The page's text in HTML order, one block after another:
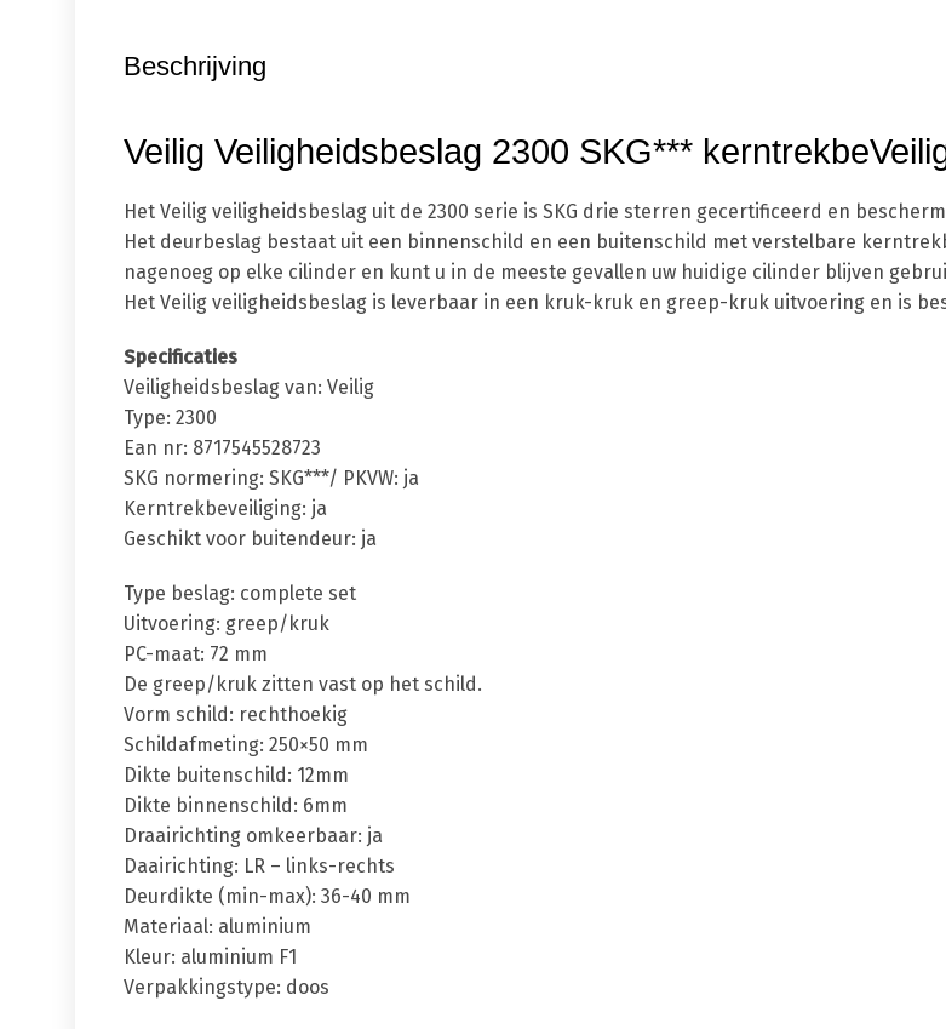
Beschrijving
Veilig Veiligheidsbeslag 2300 SKG***
Het Veilig veiligheidsbeslag uit de 2300 serie is SKG drie sterren gecertificeerd en
Het deurbeslag bestaat uit een binnenschild en een buitenschild met verstelbare
nagenoeg op elke cilinder en kunt u in de meeste gevallen uw huidige cilinder blijven
Het Veilig veiligheidsbeslag is leverbaar in een kruk-kruk en greep-kruk uitvoering en is
Specificaties
Veiligheidsbeslag van: Veilig
Type: 2300
Ean nr: 8717545528723
SKG normering: SKG***/ PKVW: ja
Kerntrekbeveiliging: ja
Geschikt voor buitendeur: ja
Type beslag: complete set
Uitvoering: greep/kruk
PC-maat: 72 mm
De greep/kruk zitten vast op het schild.
Vorm schild: rechthoekig
Schildafmeting: 250×50 mm
Dikte buitenschild: 12mm
Dikte binnenschild: 6mm
Draairichting omkeerbaar: ja
Daairichting: LR – links-rechts
Deurdikte (min-max): 36-40 mm
Materiaal: aluminium
Kleur: aluminium F1
Verpakkingstype: doos